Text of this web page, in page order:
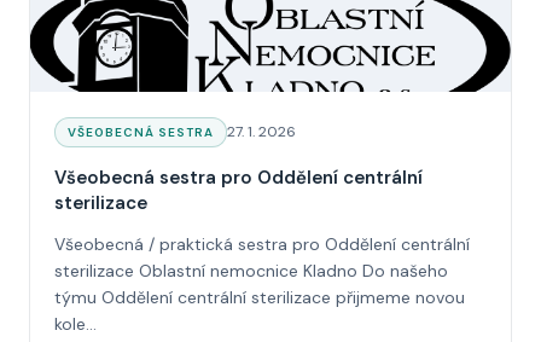
KATEGORIE:
VŠEOBECNÁ SESTRA Datum:
27. 1. 2026
Všeobecná sestra pro Oddělení centrální
sterilizace
Všeobecná / praktická sestra pro Oddělení centrální
sterilizace Oblastní nemocnice Kladno Do našeho
týmu Oddělení centrální sterilizace přijmeme novou
kole...